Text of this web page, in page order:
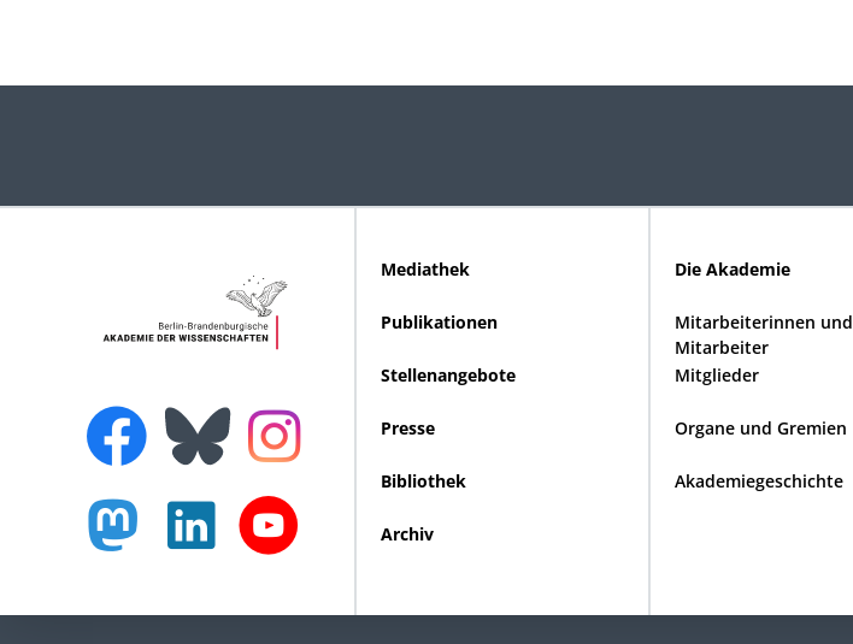
Mediathek
Publikationen
Stellenangebote
Presse
Bibliothek
Archiv
Die Akademie
Mitarbeiterinnen und
Mitarbeiter
Mitglieder
Organe und Gremien
Akademiegeschichte